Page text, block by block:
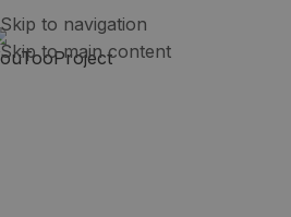
Skip to navigation
Skip to main content